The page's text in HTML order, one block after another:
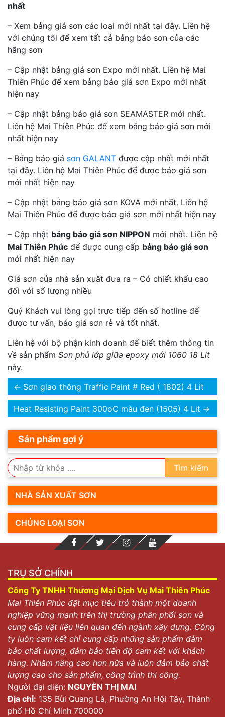
nhất
– Xem bảng giá sơn các loại mới nhất tại đây. Liên hệ
với chúng tôi để xem tất cả bảng báo sơn của các
hãng sơn
– Cập nhật bảng giá sơn Expo mới nhất. Liên hệ Mai
Thiên Phúc để xem bảng báo giá sơn Expo mới nhất
hiện nay
– Cập nhật bảng báo giá sơn SEAMASTER mới nhất.
Liên hệ Mai Thiên Phúc để xem bảng báo giá sơn mới
nhất hiện nay
– Bảng báo giá sơn GALANT được cập nhất mới nhất
tại đây. Liên hệ Mai Thiên Phúc để được báo giá sơn
mới nhất hiện nay
– Cập nhật bảng báo giá sơn KOVA mới nhất. Liên hệ
Mai Thiên Phúc để được báo giá sơn mới nhất hiện nay
– Cập nhật bảng báo giá sơn NIPPON mới nhất. Liên hệ
Mai Thiên Phúc để được cung cấp bảng báo giá sơn
mới nhất hiện nay
Giá sơn của nhà sản xuất đưa ra – Có chiết khấu cao
đối với số lượng nhiều
Quý Khách vui lòng gọi trực tiếp đến số hotline để
được tư vấn, báo giá sơn rẻ và tốt nhất.
Liên hệ với bộ phận kinh doanh để biết thêm thông tin
về sản phẩm Sơn phủ lớp giữa epoxy mới 1060 18 Lit
này.
← Sơn giao thông Traffic Paint # Red ( 1802) 4 Lit
Heat Resisting Paint 300oC màu đen (1505) 4 Lit →
Sản phẩm gợi ý
Tìm kiếm
NHÀ SẢN XUẤT SƠN
CHỦNG LOẠI SƠN
TRỤ SỞ CHÍNH
Công Ty TNHH Thương Mại Dịch Vụ Mai Thiên Phúc
Mai Thiên Phúc đặt mục tiêu trở thành một doanh
nghiệp vững mạnh trên thị trường phân phối sơn và
cung cấp vật liệu liên quan đến ngành xây dựng. Công
ty luôn cam kết chỉ cung cấp những sản phẩm đảm
bảo chất lượng, đảm bảo tiến độ cam kết với khách
hàng. Nhằm nâng cao hơn nữa và luôn đảm bảo chất
lượng cao cho sản phẩm, công trình thi công.
Người đại diện: NGUYỄN THỊ MAI
Địa chỉ: 135 Bùi Quang Là, Phường An Hội Tây, Thành
phố Hồ Chí Minh 700000